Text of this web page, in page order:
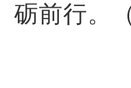
砺前行。